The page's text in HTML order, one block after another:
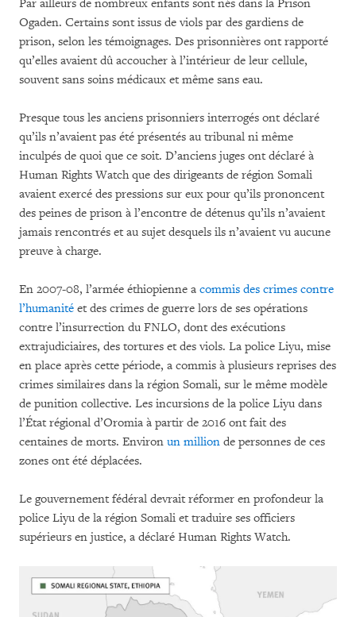
Par ailleurs de nombreux enfants sont nés dans la Prison
Ogaden. Certains sont issus de viols par des gardiens de
prison, selon les témoignages. Des prisonnières ont rapporté
qu’elles avaient dû accoucher à l’intérieur de leur cellule,
souvent sans soins médicaux et même sans eau.
Presque tous les anciens prisonniers interrogés ont déclaré
qu’ils n’avaient pas été présentés au tribunal ni même
inculpés de quoi que ce soit. D’anciens juges ont déclaré à
Human Rights Watch que des dirigeants de région Somali
avaient exercé des pressions sur eux pour qu’ils prononcent
des peines de prison à l’encontre de détenus qu’ils n’avaient
jamais rencontrés et au sujet desquels ils n’avaient vu aucune
preuve à charge.
En 2007-08, l’armée éthiopienne a commis des crimes contre
l’humanité et des crimes de guerre lors de ses opérations
contre l’insurrection du FNLO, dont des exécutions
extrajudiciaires, des tortures et des viols. La police Liyu, mise
en place après cette période, a commis à plusieurs reprises des
crimes similaires dans la région Somali, sur le même modèle
de punition collective. Les incursions de la police Liyu dans
l’État régional d’Oromia à partir de 2016 ont fait des
centaines de morts. Environ un million de personnes de ces
zones ont été déplacées.
Le gouvernement fédéral devrait réformer en profondeur la
police Liyu de la région Somali et traduire ses officiers
supérieurs en justice, a déclaré Human Rights Watch.